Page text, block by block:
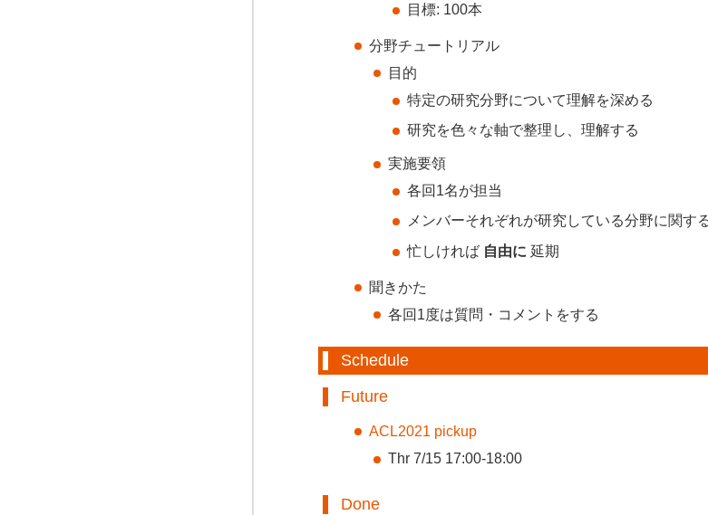
目標: 100本
分野チュートリアル
目的
特定の研究分野について理解を深める
研究を色々な軸で整理し、理解する
実施要領
各回1名が担当
メンバーそれぞれが研究している分野に関す
忙しければ 自由に 延期
聞きかた
各回1度は質問・コメントをする
Schedule
Future
ACL2021 pickup
Thr 7/15 17:00-18:00
Done